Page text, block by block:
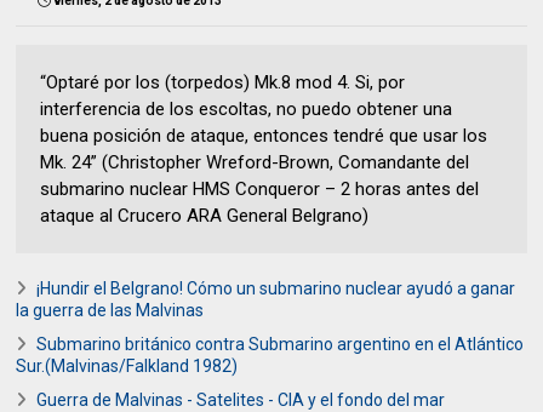
“Optaré por los (torpedos) Mk.8 mod 4. Si, por
interferencia de los escoltas, no puedo obtener una
buena posición de ataque, entonces tendré que usar los
Mk. 24” (Christopher Wreford-Brown, Comandante del
submarino nuclear HMS Conqueror – 2 horas antes del
ataque al Crucero ARA General Belgrano)
¡Hundir el Belgrano! Cómo un submarino nuclear ayudó a ganar
la guerra de las Malvinas
Submarino británico contra Submarino argentino en el Atlántico
Sur.(Malvinas/Falkland 1982)
Guerra de Malvinas - Satelites - CIA y el fondo del mar